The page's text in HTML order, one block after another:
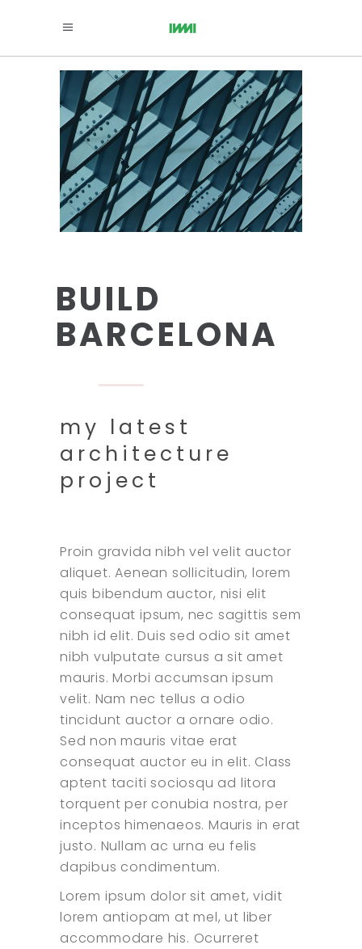
BUILD
BARCELONA
my latest
architecture
project
Proin gravida nibh vel velit auctor
aliquet. Aenean sollicitudin, lorem
quis bibendum auctor, nisi elit
consequat ipsum, nec sagittis sem
nibh id elit. Duis sed odio sit amet
nibh vulputate cursus a sit amet
mauris. Morbi accumsan ipsum
velit. Nam nec tellus a odio
tincidunt auctor a ornare odio.
Sed non mauris vitae erat
consequat auctor eu in elit. Class
aptent taciti sociosqu ad litora
torquent per conubia nostra, per
inceptos himenaeos. Mauris in erat
justo. Nullam ac urna eu felis
dapibus condimentum.
Lorem ipsum dolor sit amet, vidit
lorem antiopam at mel, ut liber
accommodare his. Ocurreret